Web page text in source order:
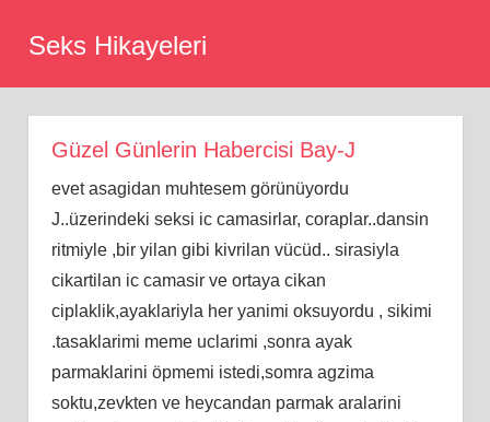
Seks Hikayeleri
Güzel Günlerin Habercisi Bay-J
evet asagidan muhtesem görünüyordu
J..üzerindeki seksi ic camasirlar, coraplar..dansin
ritmiyle ,bir yilan gibi kivrilan vücüd.. sirasiyla
cikartilan ic camasir ve ortaya cikan
ciplaklik,ayaklariyla her yanimi oksuyordu , sikimi
.tasaklarimi meme uclarimi ,sonra ayak
parmaklarini öpmemi istedi,somra agzima
soktu,zevkten ve heycandan parmak aralarini